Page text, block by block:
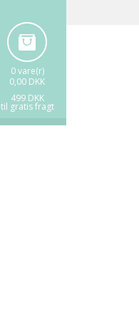
0 vare(r)
0,00 DKK
499 DKK
til gratis fragt